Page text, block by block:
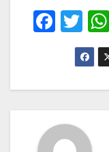
F
e
o
T
w
itt
er